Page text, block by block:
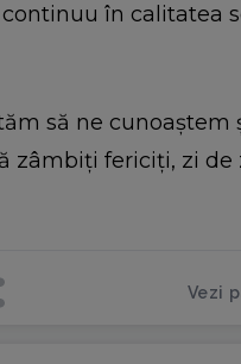
în calitatea
să ne cunoaștem
zâmbiți fericiți, zi de
Vezi